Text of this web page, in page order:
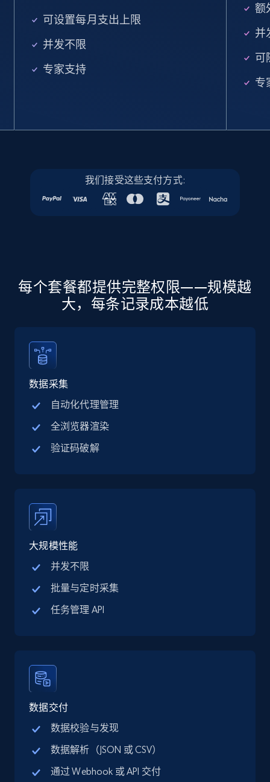
Place id, URL, Country, Name, Category,
more.
Instagram - Posts
URL, User posted, Description, Hashtags, Num
13.2K+ 1.6K+ 立即购买
Zillow properties listing information
Zpid, City, State, HomeStatus, Address,
IsListingClaimedByCurrentSignedInUser,
IsCurrentSignedInAgentResponsible, Bedrooms,
and more.
Real estate Popular
LinkedIn posts
URL, ID, User id, Use url, Title, Headline, Post
text, Date posted, and more.
Social media
X (formerly Twitter) - Posts
ID, User posted, Name, Description, Date
posted, Photos, URL, Quoted post, and more.
Social media
可设置每月支出上限
并发不限
专家支持
额
并
可
专
我们接受这些支付方式:
每个套餐都提供完整权限——规模越
大，每条记录成本越低
数据采集
自动化代理管理
全浏览器渲染
验证码破解
大规模性能
并发不限
批量与定时采集
任务管理 API
数据交付
数据校验与发现
数据解析（JSON 或 CSV）
通过 Webhook 或 API 交付